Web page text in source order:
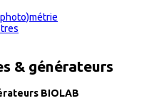
& générateurs
BIOLAB